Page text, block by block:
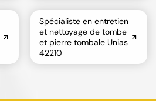
Spécialiste en entretien
et nettoyage de tombe
et pierre tombale Unias
42210